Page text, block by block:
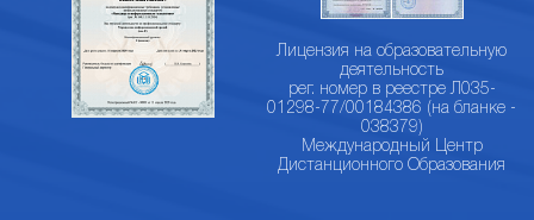
Лицензия на образовательную
деятельность
рег. номер в реестре Л035-
01298-77/00184386 (на бланке -
038379)
Международный Центр
Дистанционного Образования